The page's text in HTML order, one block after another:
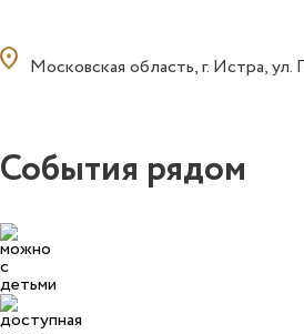
Московская область, г. Истра, ул.
События рядом